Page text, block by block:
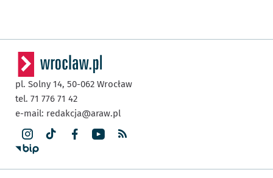
pl. Solny 14, 50-062 Wrocław
tel. 71 776 71 42
e-mail: redakcja@araw.pl